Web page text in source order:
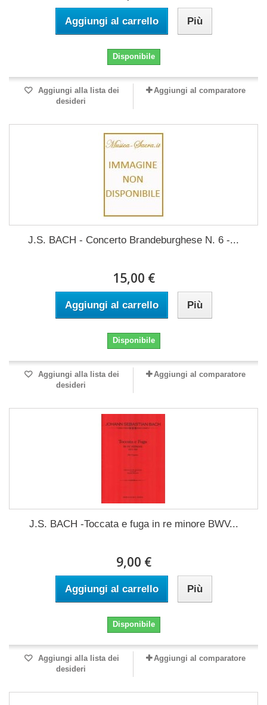
Aggiungi al carrello Più
Disponibile
Aggiungi alla lista dei
desideri
Aggiungi al comparatore
J.S. BACH - Concerto Brandeburghese N. 6 -...
15,00 €
Aggiungi al carrello Più
Disponibile
Aggiungi alla lista dei
desideri
Aggiungi al comparatore
J.S. BACH -Toccata e fuga in re minore BWV...
9,00 €
Aggiungi al carrello Più
Disponibile
Aggiungi alla lista dei
desideri
Aggiungi al comparatore